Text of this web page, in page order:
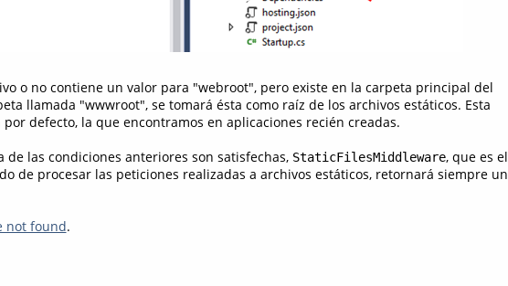
o no contiene un valor para "webroot", pero existe en la carpeta principal del
llamada "wwwroot", se tomará ésta como raíz de los archivos estáticos. Esta
defecto, la que encontramos en aplicaciones recién creadas.
de las condiciones anteriores son satisfechas, StaticFilesMiddleware, que es el
de procesar las peticiones realizadas a archivos estáticos, retornará siempre un
not found.